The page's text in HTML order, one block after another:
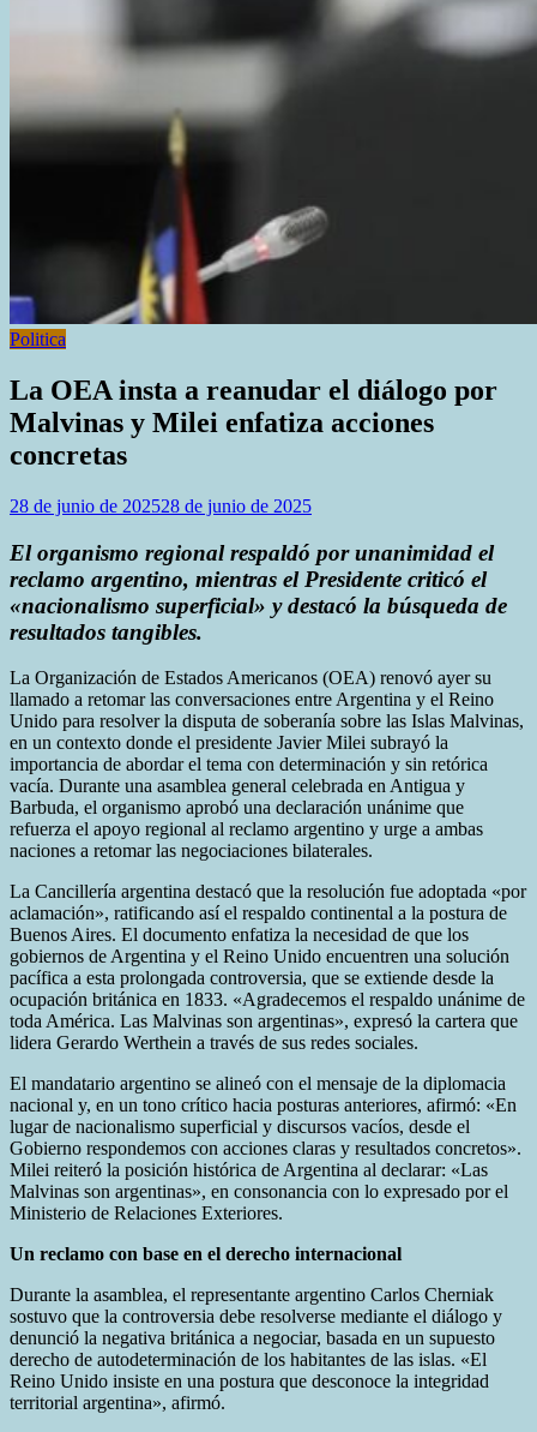
Politica
La OEA insta a reanudar el diálogo por
Malvinas y Milei enfatiza acciones
concretas
28 de junio de 202528 de junio de 2025
El organismo regional respaldó por unanimidad el
reclamo argentino, mientras el Presidente criticó el
«nacionalismo superficial» y destacó la búsqueda de
resultados tangibles.
La Organización de Estados Americanos (OEA) renovó ayer su
llamado a retomar las conversaciones entre Argentina y el Reino
Unido para resolver la disputa de soberanía sobre las Islas Malvinas,
en un contexto donde el presidente Javier Milei subrayó la
importancia de abordar el tema con determinación y sin retórica
vacía. Durante una asamblea general celebrada en Antigua y
Barbuda, el organismo aprobó una declaración unánime que
refuerza el apoyo regional al reclamo argentino y urge a ambas
naciones a retomar las negociaciones bilaterales.
La Cancillería argentina destacó que la resolución fue adoptada «por
aclamación», ratificando así el respaldo continental a la postura de
Buenos Aires. El documento enfatiza la necesidad de que los
gobiernos de Argentina y el Reino Unido encuentren una solución
pacífica a esta prolongada controversia, que se extiende desde la
ocupación británica en 1833. «Agradecemos el respaldo unánime de
toda América. Las Malvinas son argentinas», expresó la cartera que
lidera Gerardo Werthein a través de sus redes sociales.
El mandatario argentino se alineó con el mensaje de la diplomacia
nacional y, en un tono crítico hacia posturas anteriores, afirmó: «En
lugar de nacionalismo superficial y discursos vacíos, desde el
Gobierno respondemos con acciones claras y resultados concretos».
Milei reiteró la posición histórica de Argentina al declarar: «Las
Malvinas son argentinas», en consonancia con lo expresado por el
Ministerio de Relaciones Exteriores.
Un reclamo con base en el derecho internacional
Durante la asamblea, el representante argentino Carlos Cherniak
sostuvo que la controversia debe resolverse mediante el diálogo y
denunció la negativa británica a negociar, basada en un supuesto
derecho de autodeterminación de los habitantes de las islas. «El
Reino Unido insiste en una postura que desconoce la integridad
territorial argentina», afirmó.